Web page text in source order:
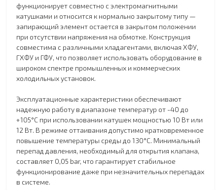
функционирует совместно с электромагнитными
катушками и относится к нормально закрытому типу —
запирающий элемент остается в закрытом положении
при отсутствии напряжения на обмотке. Конструкция
совместима с различными хладагентами, включая ХФУ,
ГХФУ и ГФУ, что позволяет использовать оборудование в
широком спектре промышленных и коммерческих
холодильных установок.
Эксплуатационные характеристики обеспечивают
надежную работу в диапазоне температур от -40 до
+105°C при использовании катушек мощностью 10 Вт или
12 Вт. В режиме оттаивания допустимо кратковременное
повышение температуры среды до 130°C. Минимальный
перепад давления, необходимый для открытия клапана,
составляет 0,05 bar, что гарантирует стабильное
функционирование даже при незначительных перепадах
в системе.